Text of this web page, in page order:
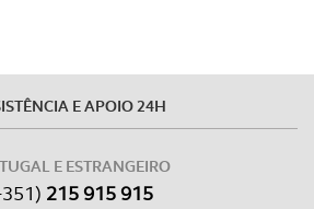
E APOIO 24H
E ESTRANGEIRO
215 915 915